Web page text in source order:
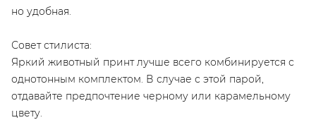
но удобная.
Совет стилиста:
Яркий животный принт лучше всего комбинируется с
однотонным комплектом. В случае с этой парой,
отдавайте предпочтение черному или карамельному
цвету.